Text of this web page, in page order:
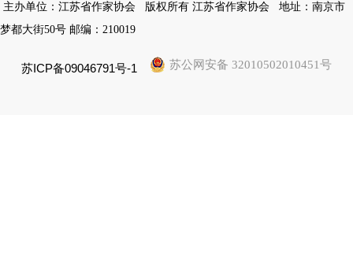
主办单位：江苏省作家协会 版权所有 江苏省作家协会
地址：南京市
梦都大街50号 邮编：210019
苏ICP备09046791号-1 苏公网安备 32010502010451号